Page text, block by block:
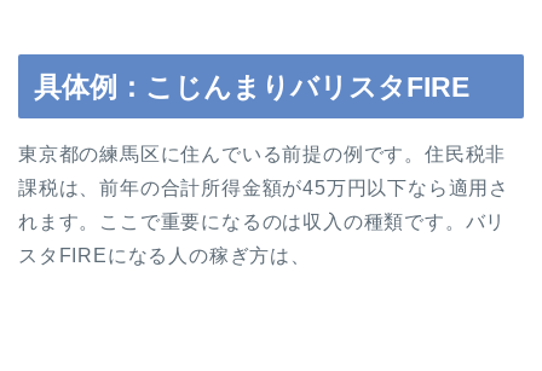
具体例：こじんまりバリスタFIRE
東京都の練馬区に住んでいる前提の例です。住民税非
課税は、前年の合計所得金額が45万円以下なら適用さ
れます。ここで重要になるのは収入の種類です。バリ
スタFIREになる人の稼ぎ方は、